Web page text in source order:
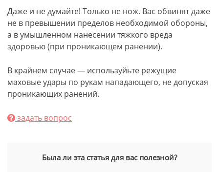
Даже и не думайте! Только не нож. Вас обвинят даже
не в превышении пределов необходимой обороны,
а в умышленном нанесении тяжкого вреда
здоровью (при проникающем ранении).
В крайнем случае — используйьте режущие
маховые удары по рукам нападающего, не допуская
проникающих ранений.
задать вопрос
Была ли эта статья для вас полезной?